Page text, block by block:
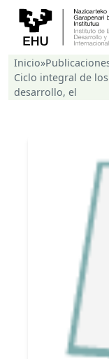
Inicio»
Ciclo integral de
desarrollo, el